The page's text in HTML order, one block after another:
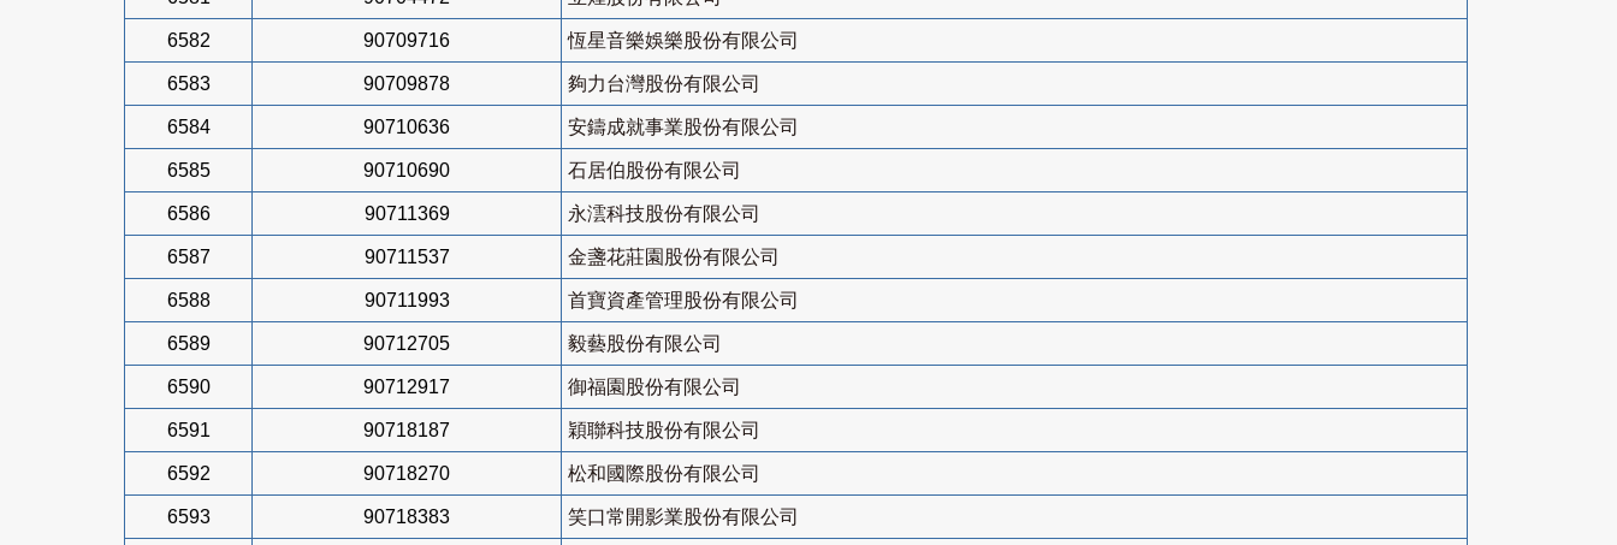
6582 90709716 恆星音樂娛樂股份有限公司
6583 90709878 夠力台灣股份有限公司
6584 90710636 安鑄成就事業股份有限公司
6585 90710690 石居伯股份有限公司
6586 90711369 永澐科技股份有限公司
6587 90711537 金盞花莊園股份有限公司
6588 90711993 首寶資產管理股份有限公司
6589 90712705 毅藝股份有限公司
6590 90712917 御福園股份有限公司
6591 90718187 穎聯科技股份有限公司
6592 90718270 松和國際股份有限公司
6593 90718383 笑口常開影業股份有限公司